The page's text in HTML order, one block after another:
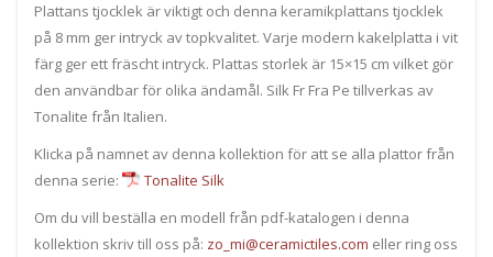
Plattans tjocklek är viktigt och denna keramikplattans tjocklek
på 8 mm ger intryck av topkvalitet. Varje modern kakelplatta i vit
färg ger ett fräscht intryck. Plattas storlek är 15×15 cm vilket gör
den användbar för olika ändamål. Silk Fr Fra Pe tillverkas av
Tonalite från Italien.
Klicka på namnet av denna kollektion för att se alla plattor från
denna serie:
Tonalite Silk
Om du vill beställa en modell från pdf-katalogen i denna
kollektion skriv till oss på: zo_mi@ceramictiles.com eller ring oss